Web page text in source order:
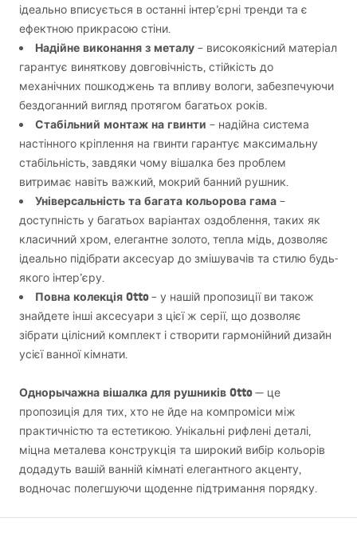
ідеально вписується в останні інтер’єрні тренди та є
ефектною прикрасою стіни.
Надійне виконання з металу – високоякісний матеріал
гарантує виняткову довговічність, стійкість до
механічних пошкоджень та впливу вологи, забезпечуючи
бездоганний вигляд протягом багатьох років.
Стабільний монтаж на гвинти – надійна система
настінного кріплення на гвинти гарантує максимальну
стабільність, завдяки чому вішалка без проблем
витримає навіть важкий, мокрий банний рушник.
Універсальність та багата кольорова гама –
доступність у багатьох варіантах оздоблення, таких як
класичний хром, елегантне золото, тепла мідь, дозволяє
ідеально підібрати аксесуар до змішувачів та стилю будь-
якого інтер’єру.
Повна колекція Otto– у нашій пропозиції ви також
знайдете інші аксесуари з цієї ж серії, що дозволяє
зібрати цілісний комплект і створити гармонійний дизайн
усієї ванної кімнати.
Однорычажна вішалка для рушників Otto— це
пропозиція для тих, хто не йде на компроміси між
практичністю та естетикою. Унікальні рифлені деталі,
міцна металева конструкція та широкий вибір кольорів
додадуть вашій ванній кімнаті елегантного акценту,
водночас полегшуючи щоденне підтримання порядку.